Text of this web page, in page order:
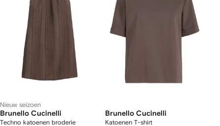
Nieuw seizoen
Brunello Cucinelli
Techno katoenen broderie
Brunello Cucinelli
Katoenen T-shirt